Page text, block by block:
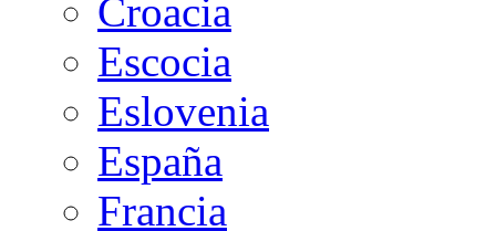
Croacia
Escocia
Eslovenia
España
Francia